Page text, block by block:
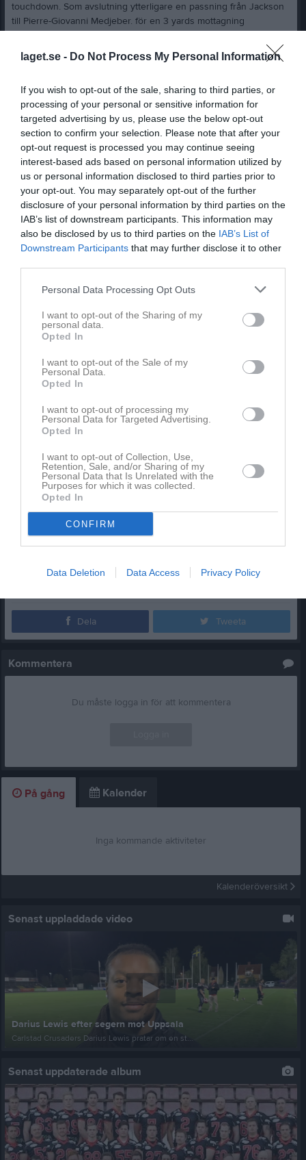
laget.se - Do Not Process My Personal Information
If you wish to opt-out of the sale, sharing to third parties, or
processing of your personal or sensitive information for
targeted advertising by us, please use the below opt-out
section to confirm your selection. Please note that after your
opt-out request is processed you may continue seeing
interest-based ads based on personal information utilized by
us or personal information disclosed to third parties prior to
your opt-out. You may separately opt-out of the further
disclosure of your personal information by third parties on the
IAB’s list of downstream participants. This information may
also be disclosed by us to third parties on the IAB’s List of
Downstream Participants that may further disclose it to other
Personal Data Processing Opt Outs
I want to opt-out of the Sharing of my
personal data.
Opted In
I want to opt-out of the Sale of my
Personal Data.
Opted In
I want to opt-out of processing my
Personal Data for Targeted Advertising.
Opted In
I want to opt-out of Collection, Use,
Retention, Sale, and/or Sharing of my
Personal Data that Is Unrelated with the
Purposes for which it was collected.
Opted In
CONFIRM
Data Deletion Data Access Privacy Policy
touchdown. Som avslutning ytterligare en passning från Jackson
till Pierre-Giovanni Medjeber. för en 3 yards mottagning
Andra halvlek luftades truppen rejält och poängen fortsatte att
ramla in. Först med en ny passning för 12 yards touchdown.
Helgar och som avslutning en 29 yards pass Touchdown till Lukas
Kullstrand. Matchen slutade 51-0.
Försvaret höll tätt och släppte endast till 80 yards på hela
matchen medan anfallet producerade 355 yards.
Jackson Erdmann satte 13/17 passningar för 210 yards och 4 TD’s
Erik Kyrk Gere hade en interception
Oliver Falkenström fick sin första sack i Superserien
Totalt skapade försvaret 3 fumbles (Alfons Schmitt 2st och Isak
Berg 1st) som man återtog genom en var av Elias Rosenqvist,
Adam Classon och Rory Kelly.
Nästa match är borta mot topplaget Stockholm Mean Machines på
Carlstad, Elias Rosenqvist
AIK, Enok Muwanguzi
Poänggörare
Carlstad
Christopher Helgar 7p
Anton Jansson 6p
Albin Forsman 6p
Rory Kelly 6p
Lukas Kullstrand 6p
Pierre-Giovanni Medjeber 6p
Jonathan Gustafsson 2p
Per-Arne Forsman
Dela Tweeta
Kommentera
Du måste logga in för att kommentera
På gång Kalender
Inga kommande aktiviteter
Kalenderöversikt
Senast uppladdade video
Darius Lewis efter segern mot Uppsala
Carlstad Crusaders Darius Lewis pratar om en st...
Senast uppdaterade album